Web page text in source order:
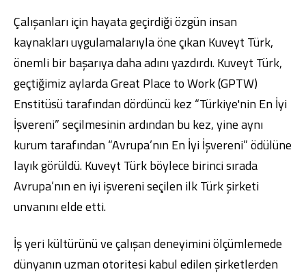
Dijital Bankacılık Hakkımızda Finans Portalı
Şube ve ATM’ler
İletişim
Ürün ve Hizmet Ücretleri
Englishالعربية
Hakkımızda Finans Portalı
Yatırımcı İlişkileri
Şube ve ATM’ler
İletişim
Ürün ve Hizmet Ücretleri
Englishالعربية
Çalışanları için hayata geçirdiği özgün insan
kaynakları uygulamalarıyla öne çıkan Kuveyt Türk,
önemli bir başarıya daha adını yazdırdı. Kuveyt Türk,
geçtiğimiz aylarda Great Place to Work (GPTW)
Enstitüsü tarafından dördüncü kez “Türkiye'nin En İyi
İşvereni” seçilmesinin ardından bu kez, yine aynı
kurum tarafından “Avrupa’nın En İyi İşvereni” ödülüne
layık görüldü. Kuveyt Türk böylece birinci sırada
Avrupa’nın en iyi işvereni seçilen ilk Türk şirketi
unvanını elde etti.
İş yeri kültürünü ve çalışan deneyimini ölçümlemede
dünyanın uzman otoritesi kabul edilen şirketlerden